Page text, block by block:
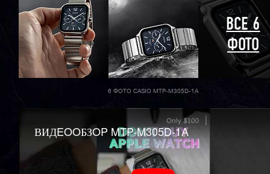
ВСЕ 6
ФОТО
6 ФОТО CASIO MTP-M305D-1A
ВИДEOOБЗOP MTP-M305D-1A